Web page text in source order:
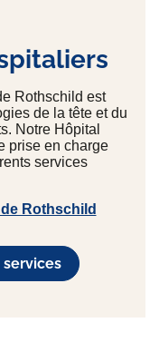
Rothschild est
de la tête et du
Notre Hôpital
prise en charge
services
Rothschild